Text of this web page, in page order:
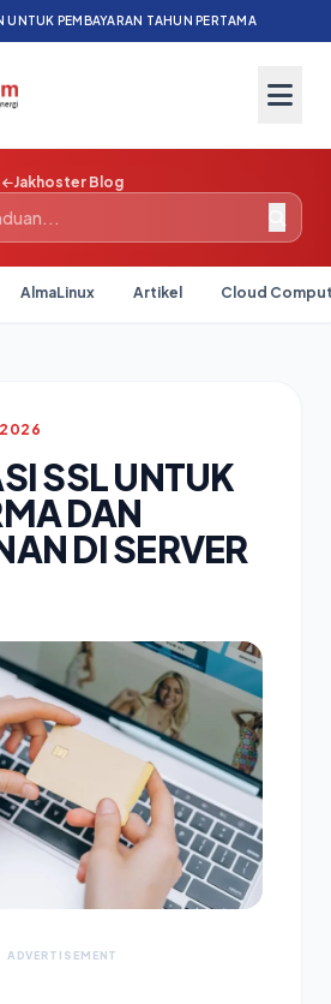
UNTUK PEMBAYARAN TAHUN PERTAMA
Jakhoster Blog
AlmaLinux Artikel Cloud
2026
SSL UNTUK
DAN
DI SERVER
ADVERTISEMENT